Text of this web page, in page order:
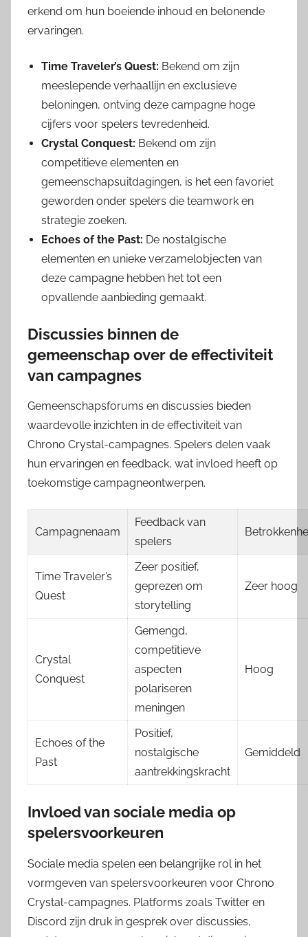
erkend om hun boeiende inhoud en belonende
ervaringen.
Time Traveler’s Quest: Bekend om zijn
meeslepende verhaallijn en exclusieve
beloningen, ontving deze campagne hoge
cijfers voor spelers tevredenheid.
Crystal Conquest: Bekend om zijn
competitieve elementen en
gemeenschapsuitdagingen, is het een favoriet
geworden onder spelers die teamwork en
strategie zoeken.
Echoes of the Past: De nostalgische
elementen en unieke verzamelobjecten van
deze campagne hebben het tot een
opvallende aanbieding gemaakt.
Discussies binnen de
gemeenschap over de effectiviteit
van campagnes
Gemeenschapsforums en discussies bieden
waardevolle inzichten in de effectiviteit van
Chrono Crystal-campagnes. Spelers delen vaak
hun ervaringen en feedback, wat invloed heeft op
toekomstige campagneontwerpen.
Campagnenaam
Feedback van
spelers
Time Traveler’s
Quest
Zeer positief,
geprezen om
storytelling
Zeer hoog
Crystal
Conquest
Gemengd,
competitieve
aspecten
polariseren
meningen
Hoog
Echoes of the
Past
Positief,
nostalgische
aantrekkingskracht
Gemiddeld
Invloed van sociale media op
spelersvoorkeuren
Sociale media spelen een belangrijke rol in het
vormgeven van spelersvoorkeuren voor Chrono
Crystal-campagnes. Platforms zoals Twitter en
Discord zijn druk in gesprek over discussies,